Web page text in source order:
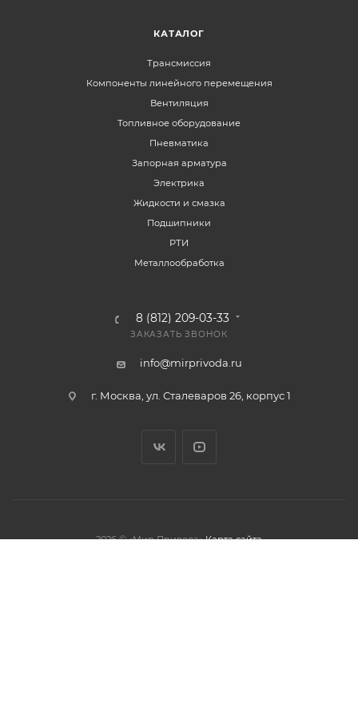
КАТАЛОГ
Трансмиссия
Компоненты линейного перемещения
Вентиляция
Топливное оборудование
Пневматика
Запорная арматура
Электрика
Жидкости и смазка
Подшипники
РТИ
Металлообработка
8 (812) 209-03-33
ЗАКАЗАТЬ ЗВОНОК
info@mirprivoda.ru
г. Москва, ул. Сталеваров 26, корпус 1
2026 © «Мир Привода» Карта сайта